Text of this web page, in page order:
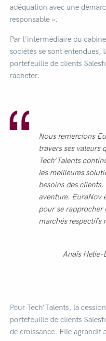
adéquation avec une
responsable ».
Par l’intermédiaire du
sociétés se sont entendues,
portefeuille de clients
racheter.
Nous remercions
travers ses valeurs
Tech’Talents
les meilleures
besoins des
aventure. EuraNov
pour se rapprocher
marchés respectifs
Anaïs
Pour Tech’Talents, la
portefeuille de clients
de croissance. Elle agrandit